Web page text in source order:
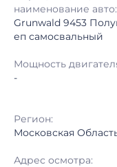
Шаг торгов:
Кол-во ставок:
Регион:
наименование авто:
Grunwald 9453
еп самосвальный
Мощность
-
Регион:
Московская
Адрес осмотра: